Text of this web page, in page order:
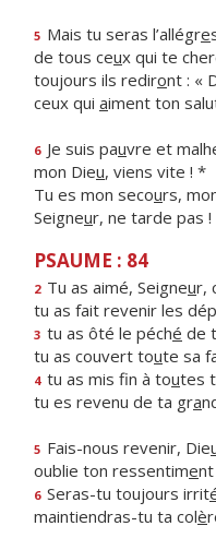
5 Mais tu seras l’allégre
de tous ceux qui te
toujours ils rediront : «
ceux qui aiment ton
6 Je suis pauvre et
mon Dieu, viens vite ! *
Tu es mon secours,
Seigneur, ne tarde pas !
PSAUME : 84
2 Tu as aimé, Seigneur,
tu as fait revenir les
3 tu as ôté le péché de
tu as couvert toute sa
4 tu as mis fin à toutes
tu es revenu de ta gra
5 Fais-nous revenir, Die
oublie ton ressentime
6 Seras-tu toujours irrit
maintiendras-tu ta colè